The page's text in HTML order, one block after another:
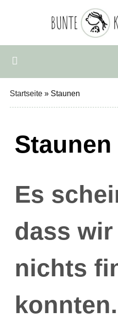
Startseite » Staunen
Staunen
Es
dass
nichts
konnten.